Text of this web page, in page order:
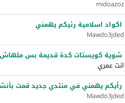
midoazoz
اكواد اسلامية رئيكم يهمني
Mawdo3jded
شوية كويستات كدة قديمة بس
انت عمري
رأيكم يهمني في منتدي جديد قمت
Mawdo3jded